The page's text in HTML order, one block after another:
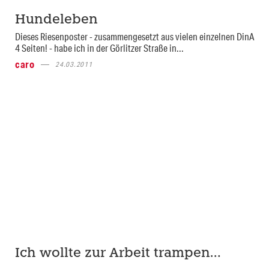
Hundeleben
Dieses Riesenposter - zusammengesetzt aus vielen einzelnen DinA
4 Seiten! - habe ich in der Görlitzer Straße in...
caro
24.03.2011
Ich wollte zur Arbeit trampen…